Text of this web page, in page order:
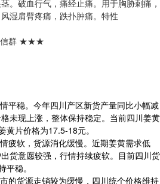
。破血行气，痛经止痛。用于胸胁刺痛，
湿肩臂疼痛，跌扑肿痛。 特性
信群 ★★★
平稳。今年四川产区新货产量同比小幅减
未现上涨，整体保持稳定。当前四川姜黄
片价格为17.5-18元。
疲软，货源消化缓慢。近期姜黄需求低
货意愿较强，行情持续疲软。目前四川货
稳。
的货源走销较为缓慢，四川统个价格维持